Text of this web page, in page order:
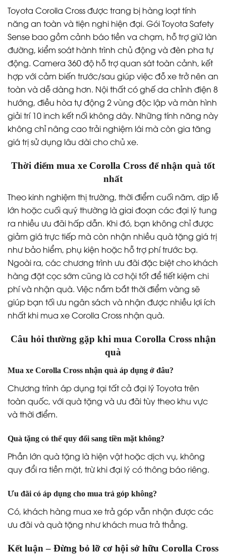
Toyota Corolla Cross được trang bị hàng loạt tính
năng an toàn và tiện nghi hiện đại. Gói Toyota Safety
Sense bao gồm cảnh báo tiền va chạm, hỗ trợ giữ làn
đường, kiểm soát hành trình chủ động và đèn pha tự
động. Camera 360 độ hỗ trợ quan sát toàn cảnh, kết
hợp với cảm biến trước/sau giúp việc đỗ xe trở nên an
toàn và dễ dàng hơn. Nội thất có ghế da chỉnh điện 8
hướng, điều hòa tự động 2 vùng độc lập và màn hình
giải trí 10 inch kết nối không dây. Những tính năng này
không chỉ nâng cao trải nghiệm lái mà còn gia tăng
giá trị sử dụng lâu dài cho chủ xe.
Thời điểm mua xe Corolla Cross để nhận quà tốt
nhất
Theo kinh nghiệm thị trường, thời điểm cuối năm, dịp lễ
lớn hoặc cuối quý thường là giai đoạn các đại lý tung
ra nhiều ưu đãi hấp dẫn. Khi đó, bạn không chỉ được
giảm giá trực tiếp mà còn nhận nhiều quà tặng giá trị
như bảo hiểm, phụ kiện hoặc hỗ trợ phí trước bạ.
Ngoài ra, các chương trình ưu đãi đặc biệt cho khách
hàng đặt cọc sớm cũng là cơ hội tốt để tiết kiệm chi
phí và nhận quà. Việc nắm bắt thời điểm vàng sẽ
giúp bạn tối ưu ngân sách và nhận được nhiều lợi ích
nhất khi mua xe Corolla Cross nhận quà.
Câu hỏi thường gặp khi mua Corolla Cross nhận
quà
Mua xe Corolla Cross nhận quà áp dụng ở đâu?
Chương trình áp dụng tại tất cả đại lý Toyota trên
toàn quốc, với quà tặng và ưu đãi tùy theo khu vực
và thời điểm.
Quà tặng có thể quy đổi sang tiền mặt không?
Phần lớn quà tặng là hiện vật hoặc dịch vụ, không
quy đổi ra tiền mặt, trừ khi đại lý có thông báo riêng.
Ưu đãi có áp dụng cho mua trả góp không?
Có, khách hàng mua xe trả góp vẫn nhận được các
ưu đãi và quà tặng như khách mua trả thẳng.
Kết luận – Đừng bỏ lỡ cơ hội sở hữu Corolla Cross